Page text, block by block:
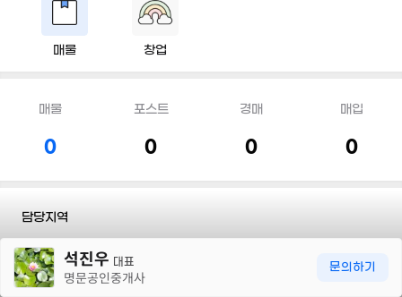
매물 창업
매물
0
포스트
0
경매
0
매입
0
담당지역
전화 석진우 대표
명문공인중개사
문의하기